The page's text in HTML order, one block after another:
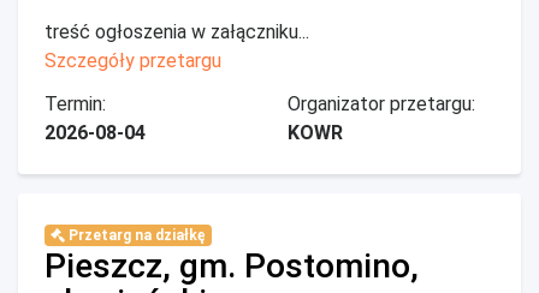
treść ogłoszenia w załączniku...
Szczegóły przetargu
Termin:
2026-08-04
Organizator przetargu:
KOWR
Przetarg na działkę
Pieszcz, gm. Postomino,